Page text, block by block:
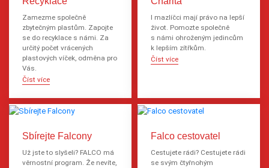
Zamezme společně
zbytečným plastům. Zapojte
se do recyklace s námi. Za
určitý počet vrácených
plastových víček, odměna pro
Vás.
Číst více
I mazlíčci mají právo na lepší
život. Pomozte společně
s námi ohroženým jedincům
k lepším zítřkům.
Číst více
Sbírejte Falcony
Už jste to slyšeli? FALCO má
věrnostní program. Že nevíte,
Falco cestovatel
Cestujete rádi? Cestujete rádi
se svým čtyřnohým